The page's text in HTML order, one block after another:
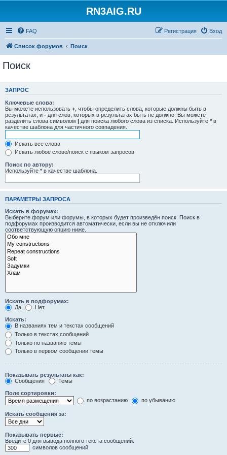
RN3AIG.RU
FAQ Вход
Регистрация
Список форумов Поиск
Поиск
ЗАПРОС
Ключевые слова:
Вы можете использовать + , чтобы определить слова, которые должны быть в
результатах, и - для слов, которых в результатах быть не должно. Вы можете
разделить слова символом | для поиска любого слова из списка. Используйте * в
качестве шаблона для частичного совпадения.
Искать все слова
Искать любое слово/поиск с языком запросов
Поиск по автору:
Используйте * в качестве шаблона.
ПАРАМЕТРЫ ЗАПРОСА
Искать в форумах:
Выберите форум или форумы, в которых будет произведён поиск. Поиск в
подфорумах производится автоматически, если вы не отключили
соответствующую опцию ниже.
Искать в подфорумах:
Да
Нет
Искать:
В названиях тем и текстах сообщений
Только в текстах сообщений
Только по названию темы
Только в первом сообщении темы
Показывать результаты как:
Сообщения
Темы
Поле сортировки:
по возрастанию
по убыванию
Искать сообщения за:
Показывать первые:
Введите 0 для вывода полного текста сообщений.
символов сообщений